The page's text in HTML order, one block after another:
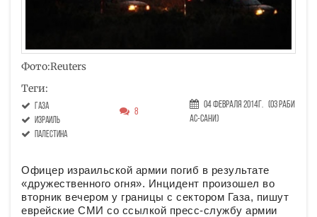
Фото:Reuters
Теги:
газа
Израиль
Палестина
8
04 Февраля 2014г. (03 Раби
ас-сани)
Офицер израильской армии погиб в результате
«дружественного огня». Инцидент произошел во
вторник вечером у границы с сектором Газа, пишут
еврейские СМИ со ссылкой пресс-службу армии